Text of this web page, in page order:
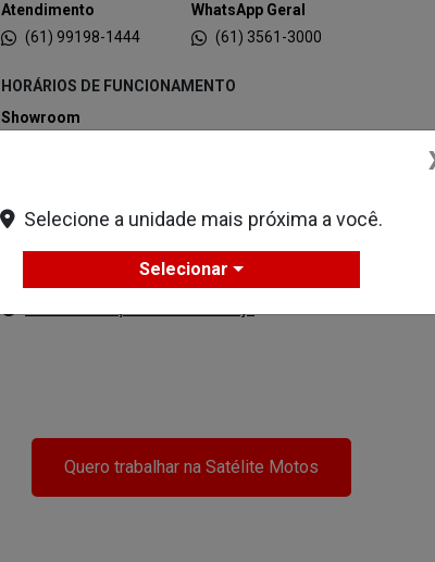
Atendimento
(61) 99198-1444
WhatsApp Geral
(61) 3561-3000
HORÁRIOS DE FUNCIONAMENTO
Showroom
Oficina
Sábado das 8h às 12h.
Quero trabalhar na Satélite Motos
Selecione a unidade mais próxima a você.
Selecionar